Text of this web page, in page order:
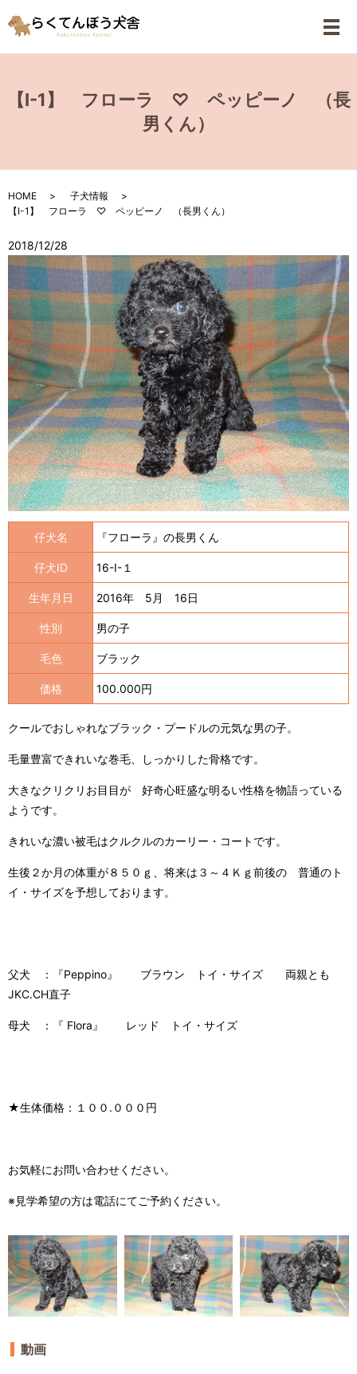
メ
【I-1】 フローラ ♡ ペッピーノ （長
男くん）
HOME
子犬情報
【I-1】 フローラ ♡ ペッピーノ （長男くん）
2018/12/28
仔犬名 『フローラ』の長男くん
仔犬ID 16-I-１
生年月日 2016年 5月 16日
性別 男の子
毛色 ブラック
価格 100.000円
クールでおしゃれなブラック・プードルの元気な男の子。
毛量豊富できれいな巻毛、しっかりした骨格です。
大きなクリクリお目目が 好奇心旺盛な明るい性格を物語っている
ようです。
きれいな濃い被毛はクルクルのカーリー・コートです。
生後２か月の体重が８５０ｇ、将来は３～４Ｋｇ前後の 普通のト
イ・サイズを予想しております。
父犬 ：『Peppino』 ブラウン トイ・サイズ 両親とも
JKC.CH直子
母犬 ：『 Flora』 レッド トイ・サイズ
★生体価格：１００.０００円
お気軽にお問い合わせください。
※見学希望の方は電話にてご予約ください。
動画